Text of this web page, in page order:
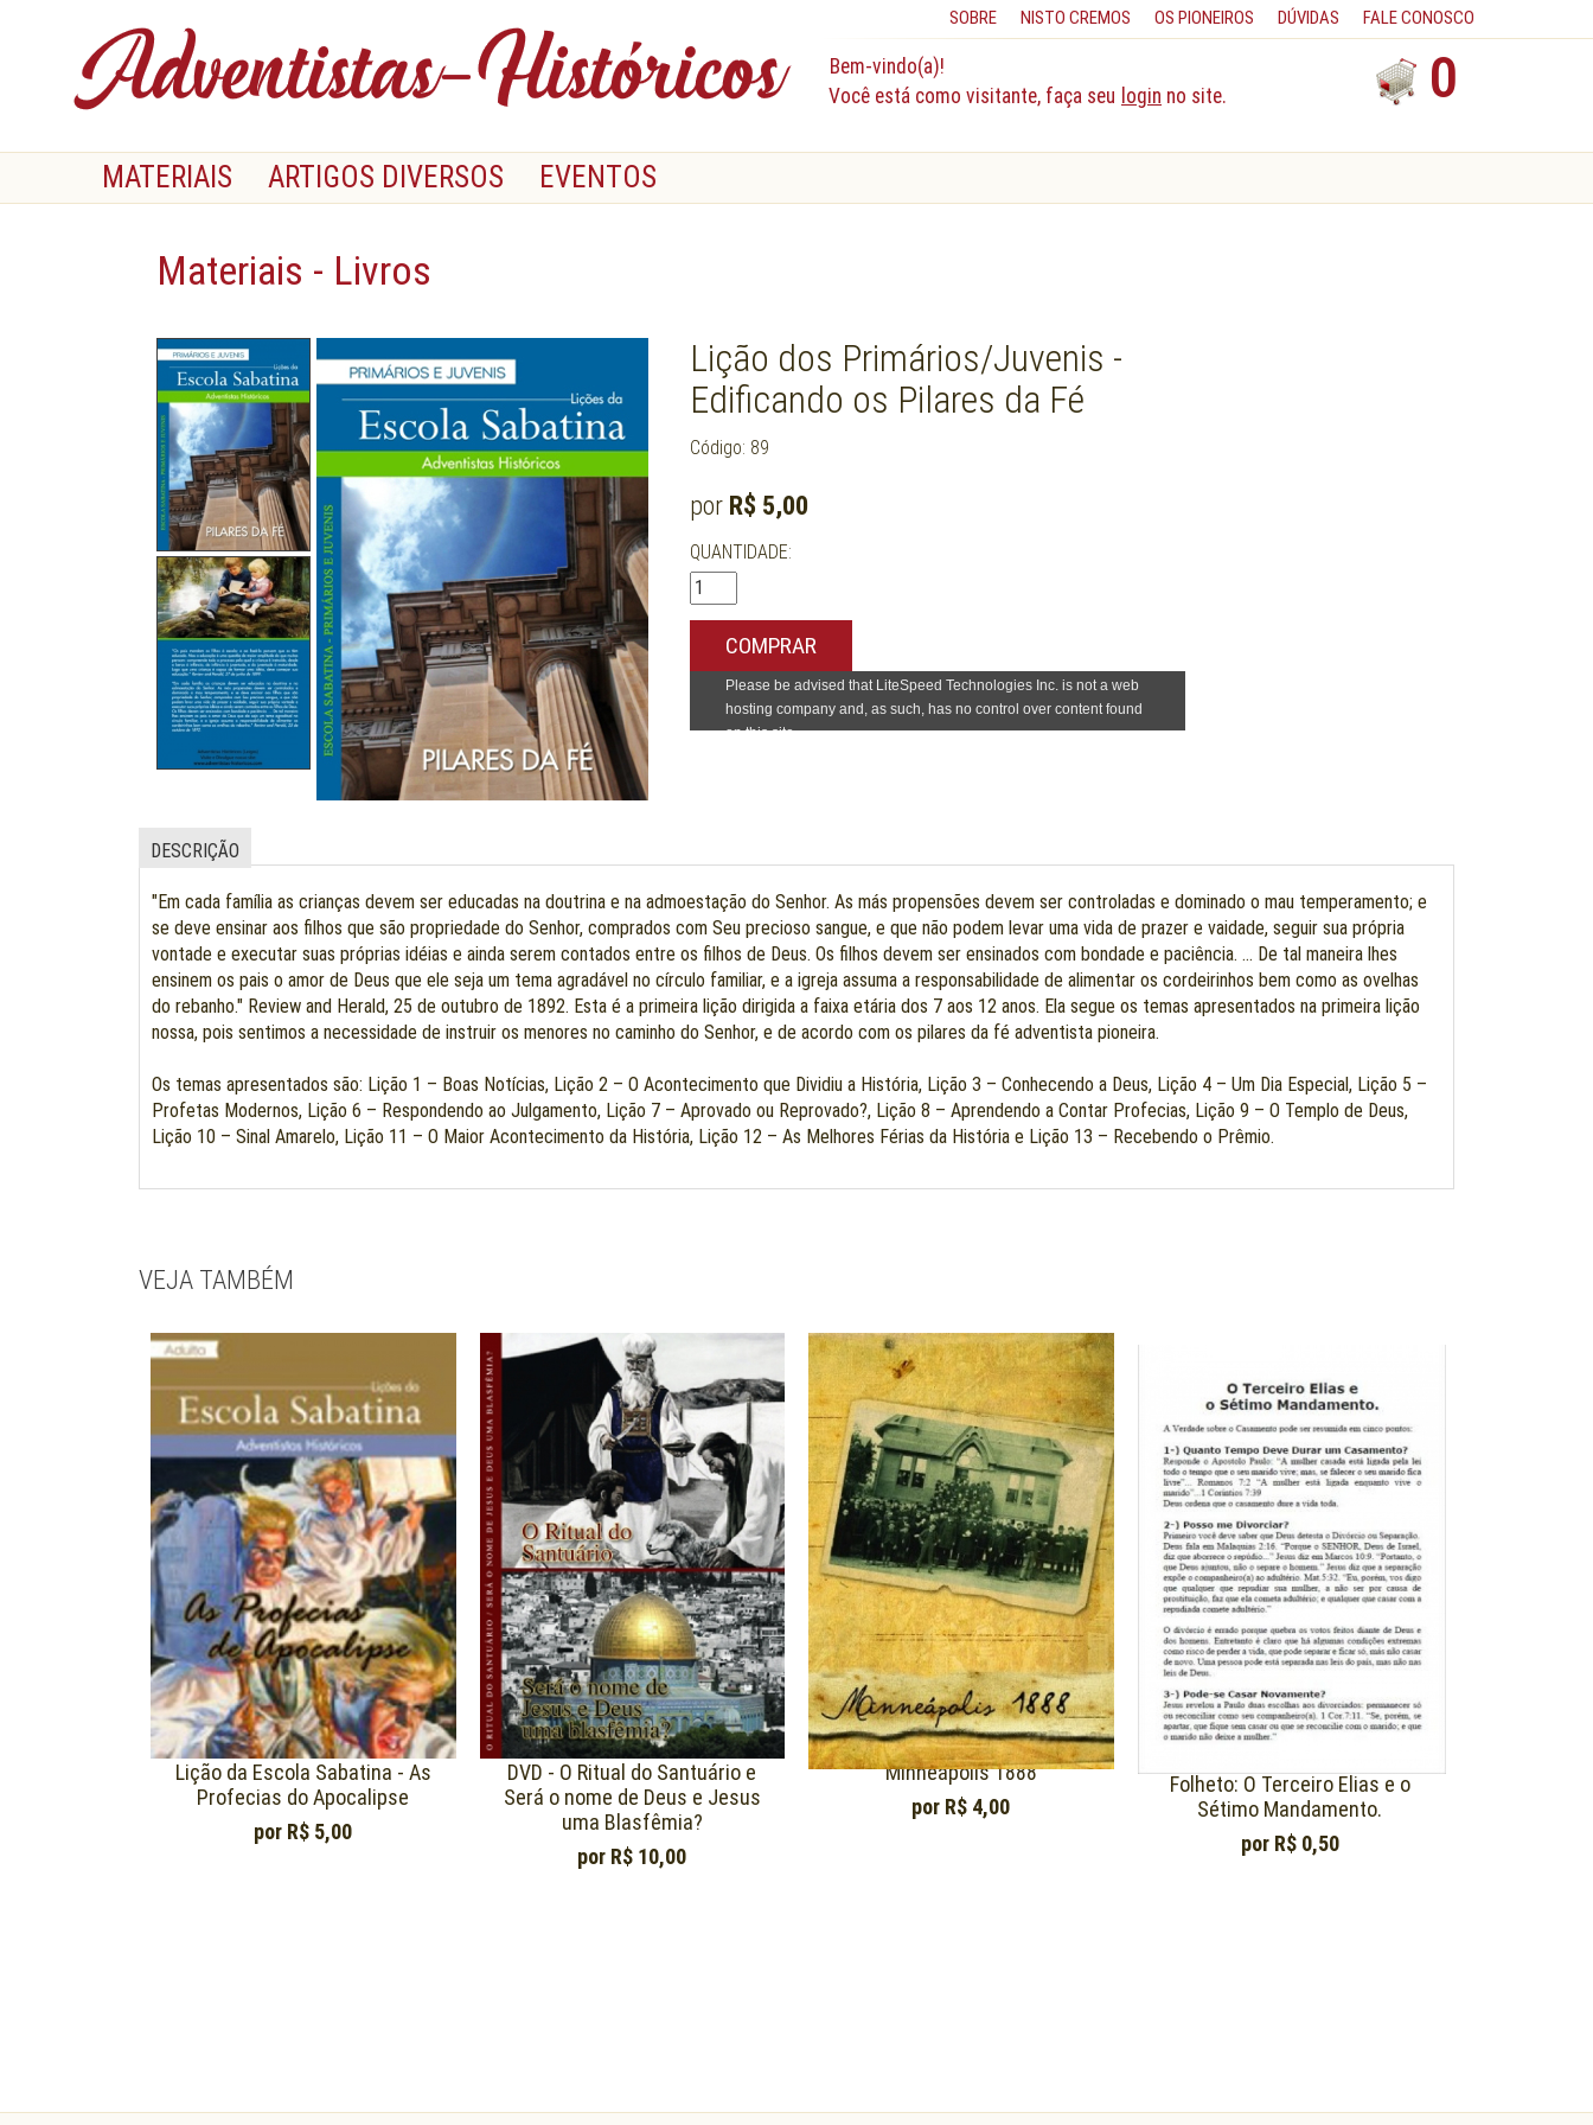
SOBRE NISTO CREMOS OS PIONEIROS DÚVIDAS FALE CONOSCO
Bem-vindo(a)!
Você está como visitante, faça seu login no site. 0
MATERIAIS ARTIGOS DIVERSOS EVENTOS
Materiais - Livros
Lição dos Primários/Juvenis -
Edificando os Pilares da Fé
Código: 89
por R$ 5,00
QUANTIDADE:
COMPRAR
DESCRIÇÃO
"Em cada família as crianças devem ser educadas na doutrina e na admoestação do Senhor. As más propensões devem ser controladas e dominado o mau temperamento; e
se deve ensinar aos filhos que são propriedade do Senhor, comprados com Seu precioso sangue, e que não podem levar uma vida de prazer e vaidade, seguir sua própria
vontade e executar suas próprias idéias e ainda serem contados entre os filhos de Deus. Os filhos devem ser ensinados com bondade e paciência. ... De tal maneira lhes
ensinem os pais o amor de Deus que ele seja um tema agradável no círculo familiar, e a igreja assuma a responsabilidade de alimentar os cordeirinhos bem como as ovelhas
do rebanho." Review and Herald, 25 de outubro de 1892. Esta é a primeira lição dirigida a faixa etária dos 7 aos 12 anos. Ela segue os temas apresentados na primeira lição
nossa, pois sentimos a necessidade de instruir os menores no caminho do Senhor, e de acordo com os pilares da fé adventista pioneira.
Os temas apresentados são: Lição 1 – Boas Notícias, Lição 2 – O Acontecimento que Dividiu a História, Lição 3 – Conhecendo a Deus, Lição 4 – Um Dia Especial, Lição 5 –
Profetas Modernos, Lição 6 – Respondendo ao Julgamento, Lição 7 – Aprovado ou Reprovado?, Lição 8 – Aprendendo a Contar Profecias, Lição 9 – O Templo de Deus,
Lição 10 – Sinal Amarelo, Lição 11 – O Maior Acontecimento da História, Lição 12 – As Melhores Férias da História e Lição 13 – Recebendo o Prêmio.
VEJA TAMBÉM
Lição da Escola Sabatina - As
Profecias do Apocalipse
por R$ 5,00
DVD - O Ritual do Santuário e
Será o nome de Deus e Jesus
uma Blasfêmia?
por R$ 10,00
Minneápolis 1888
por R$ 4,00
Folheto: O Terceiro Elias e o
Sétimo Mandamento.
por R$ 0,50